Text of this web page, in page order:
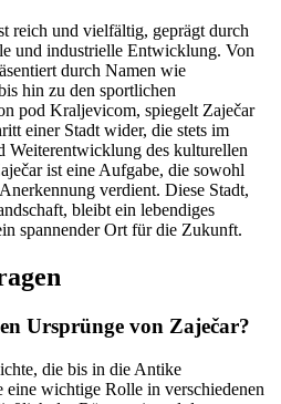
reich und vielfältig, geprägt durch
und industrielle Entwicklung. Von
durch Namen wie
hin zu den sportlichen
pod Kraljevicom, spiegelt Zaječar
einer Stadt wider, die stets im
Weiterentwicklung des kulturellen
ist eine Aufgabe, die sowohl
verdient. Diese Stadt,
bleibt ein lebendiges
spannender Ort für die Zukunft.
Ursprünge von Zaječar?
die bis in die Antike
wichtige Rolle in verschiedenen